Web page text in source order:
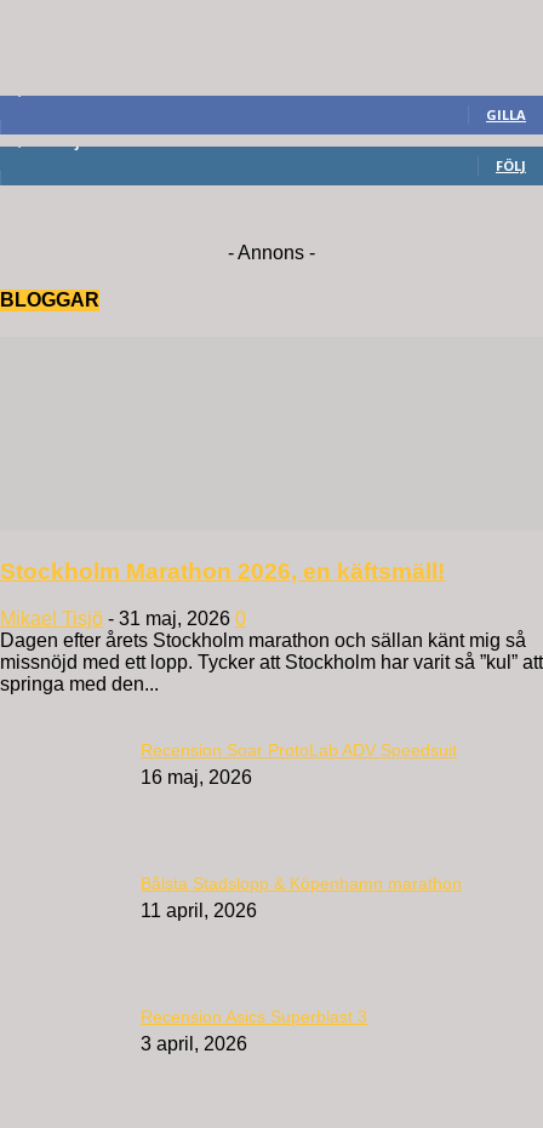
GILLA
FÖLJ
- Annons -
BLOGGAR
Stockholm Marathon 2026, en käftsmäll!
Mikael Tisjö - 31 maj, 2026 0
Dagen efter årets Stockholm marathon och sällan känt mig så
missnöjd med ett lopp. Tycker att Stockholm har varit så ”kul” att
springa med den...
Recension Soar ProtoLab ADV Speedsuit
16 maj, 2026
Bålsta Stadslopp & Köpenhamn marathon
11 april, 2026
Recension Asics Superblast 3
3 april, 2026